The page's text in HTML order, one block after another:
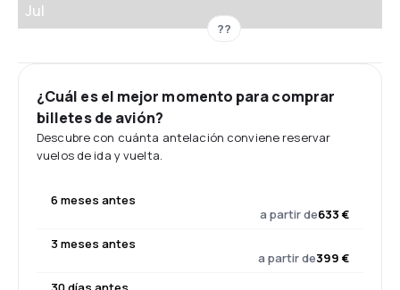
Jul
??
¿Cuál es el mejor momento para comprar
billetes de avión?
Descubre con cuánta antelación conviene reservar
vuelos de ida y vuelta.
6 meses antes
a partir de633 €
3 meses antes
a partir de399 €